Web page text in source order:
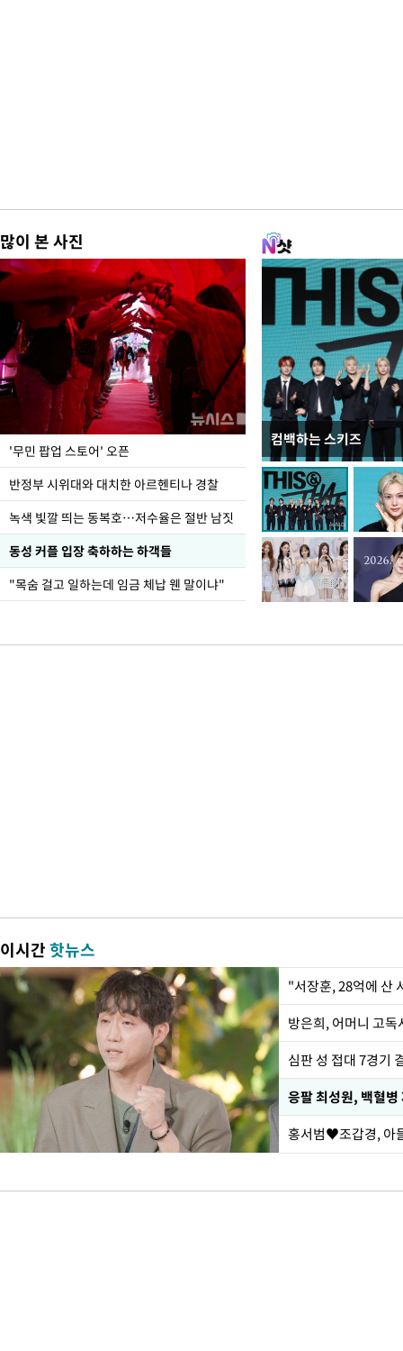
많이 본 사진
'무민 팝업 스토어' 오픈
반정부 시위대와 대치한 아르헨티나 경찰
녹색 빛깔 띄는 동복호…저수율은 절반 남짓
동성 커플 입장 축하하는 하객들
"목숨 걸고 일하는데 임금 체납 웬 말이냐"
컴백하는 스키즈
지석천 뒤덮은 개구리
이시간핫뉴스
"서장훈, 28억에 산
방은희, 어머니 고
심판 성 접대 7경기
응팔 최성원, 백혈
홍서범♥조갑경, 아